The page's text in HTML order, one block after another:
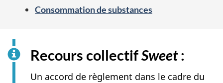
h
t
Consommation de substances
Recours collectifSweet:
Un accord de règlement dans le cadre du